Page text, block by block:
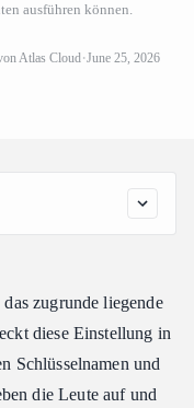
ausführen können.
Atlas Cloud June 25, 2026
Konfigurationen
senken
Cheatsheet bezahlt
funktioniert
Tool für Tool
zugrunde liegende
diese Einstellung in
Schlüsselnamen und
die Leute auf und